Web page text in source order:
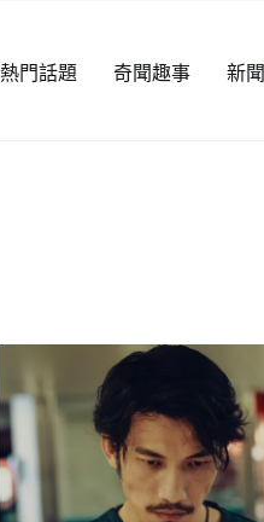
熱門話題 奇聞趣事 新聞